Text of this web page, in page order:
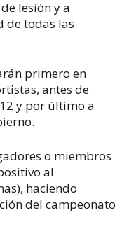
lesión y a
de todas las
primero en
antes de
y por último a
o miembros
al
haciendo
del campeonato